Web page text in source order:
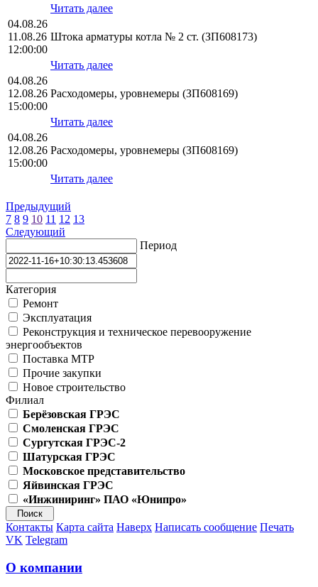
Читать далее
04.08.26
11.08.26
12:00:00
Штока арматуры котла № 2 ст. (ЗП608173)
Читать далее
04.08.26
12.08.26
15:00:00
Расходомеры, уровнемеры (ЗП608169)
Читать далее
04.08.26
12.08.26
15:00:00
Расходомеры, уровнемеры (ЗП608169)
Читать далее
Предыдущий
7 8 9 10 11 12 13
Следующий
Период
Категория
Ремонт
Эксплуатация
Реконструкция и техническое перевооружение
энергообъектов
Поставка МТР
Прочие закупки
Новое строительство
Филиал
Берёзовская ГРЭС
Смоленская ГРЭС
Сургутская ГРЭС-2
Шатурская ГРЭС
Московское представительство
Яйвинская ГРЭС
«Инжиниринг» ПАО «Юнипро»
Контакты Карта сайта Наверх Написать сообщение Печать
VK Telegram
О компании